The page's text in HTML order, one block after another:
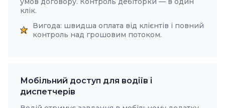
клік.
Вигода: швидша оплата від клієнтів і повний
контроль над грошовим потоком.
Мобільний доступ для водіїв і
диспетчерів